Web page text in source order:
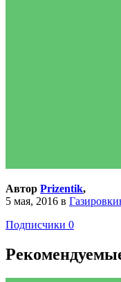
Автор Prizentik,
5 мая, 2016 в
Подписчики 0